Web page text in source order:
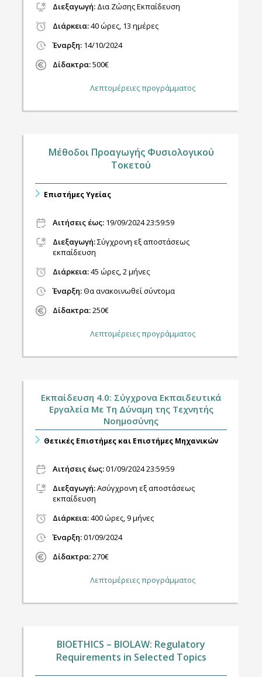
Διεξαγωγή: Δια Ζώσης Εκπαίδευση
Διάρκεια:40 ώρες, 13 ημέρες
Έναρξη: 14/10/2024
Δίδακτρα:500€
Λεπτομέρειες προγράμματος
Μέθοδοι Προαγωγής Φυσιολογικού
Τοκετού
Επιστήμες Υγείας
Αιτήσεις έως: 19/09/2024 23:59:59
Διεξαγωγή:Σύγχρονη εξ αποστάσεως
εκπαίδευση
Διάρκεια:45 ώρες, 2 μήνες
Έναρξη:Θα ανακοινωθεί σύντομα
Δίδακτρα:250€
Λεπτομέρειες προγράμματος
Εκπαίδευση 4.0: Σύγχρονα Εκπαιδευτικά
Εργαλεία Με Τη Δύναμη της Τεχνητής
Νοημοσύνης
Θετικές Επιστήμες και Επιστήμες Μηχανικών
Αιτήσεις έως:01/09/2024 23:59:59
Διεξαγωγή:Ασύγχρονη εξ αποστάσεως
εκπαίδευση
Διάρκεια:400 ώρες, 9 μήνες
Έναρξη:01/09/2024
Δίδακτρα:270€
Λεπτομέρειες προγράμματος
BIOETHICS – BIOLAW: Regulatory
Requirements in Selected Topics